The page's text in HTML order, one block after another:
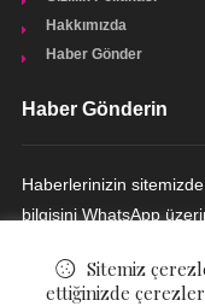
Hakkımızda
Haber Gönder
Haber Gönderin
Haberlerinizin sitemizde
bilgisini WhatsApp
Sitemiz
ettiğinizde